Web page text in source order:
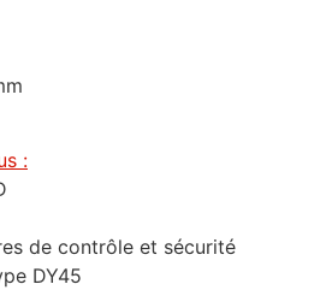
:
de contrôle et sécurité
DY45